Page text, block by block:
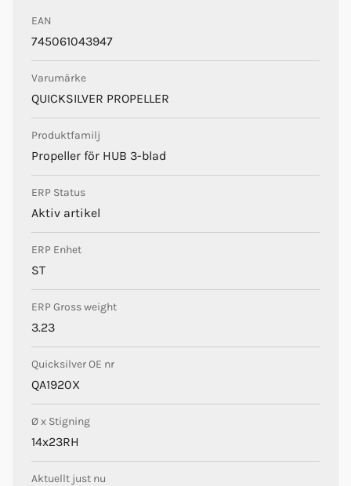
EAN
745061043947
Varumärke
QUICKSILVER PROPELLER
Produktfamilj
Propeller för HUB 3-blad
ERP Status
Aktiv artikel
ERP Enhet
ST
ERP Gross weight
3.23
Quicksilver OE nr
QA1920X
Ø x Stigning
14x23RH
Aktuellt just nu